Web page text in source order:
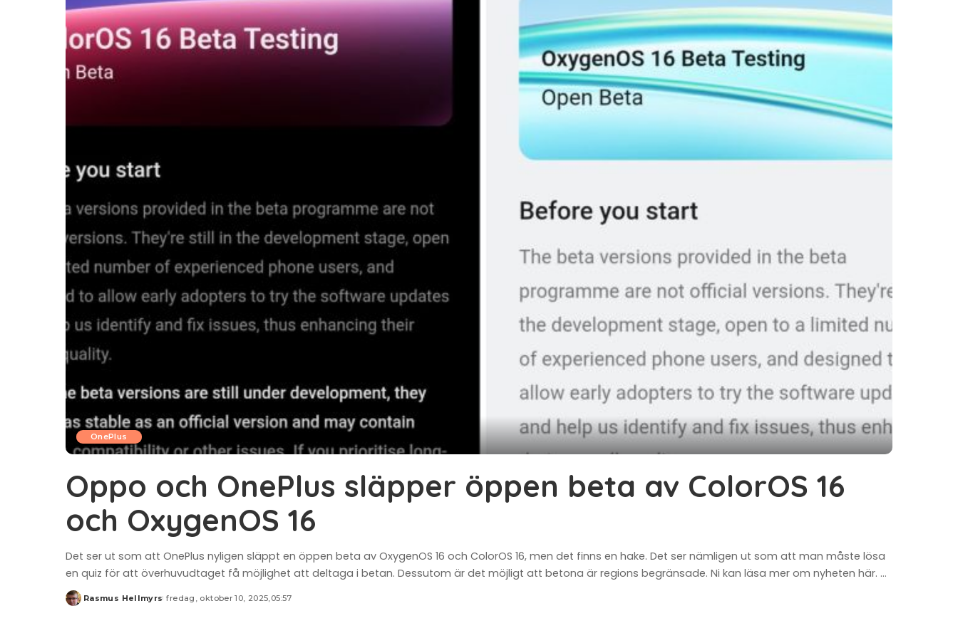
OnePlus
Oppo och OnePlus släpper öppen beta av ColorOS 16
och OxygenOS 16
Det ser ut som att OnePlus nyligen släppt en öppen beta av OxygenOS 16 och ColorOS 16, men det finns en hake. Det ser nämligen ut som att man måste lösa
en quiz för att överhuvudtaget få möjlighet att deltaga i betan. Dessutom är det möjligt att betona är regions begränsade. Ni kan läsa mer om nyheten här. ...
Posted
Rasmus Hellmyrs fredag, oktober 10, 2025,05:57